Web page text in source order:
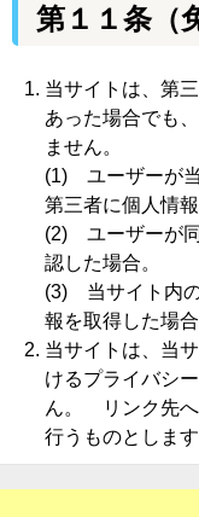
第１１条 （
当サイトは、第
あった場合でも
ません。
(1) ユーザーが
第三者に個人情
(2) ユーザーが
認した場合。
(3) 当サイト内
報を取得した場合
当サイトは、当
けるプライバシ
ん。 リンク先へ
行うものとします